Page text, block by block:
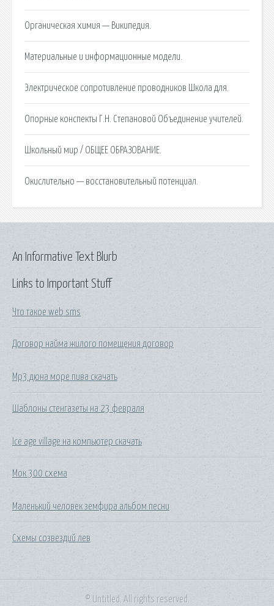
Органическая химия — Википедия.
Материальные и информационные модели.
Электрическое сопротивление проводников Школа для.
Опорные конспекты Г.Н. Степановой Объединение учителей.
Школьный мир / ОБЩЕЕ ОБРАЗОВАНИЕ.
Окислительно — восстановительный потенциал.
Links to Important Stuff
Что такое web sms
Договор найма жилого помещения договор
Mp3 дюна море пива скачать
Шаблоны стенгазеты на 23 февраля
Ice age village на компьютер скачать
Мок 300 схема
Маленький человек земфира альбом песни
Схемы созвездий лев
An Informative Text Blurb
© Untitled. All rights reserved.